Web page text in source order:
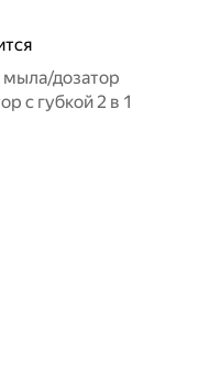
дозатор
с губкой 2 в 1